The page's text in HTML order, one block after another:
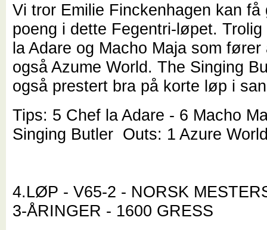
Vi tror Emilie Finckenhagen kan få
poeng i dette Fegentri-løpet.
la Adare og Macho Maja som
også Azume World. The Singing
også prestert bra på korte løp i
Tips: 5 Chef la Adare - 6 Macho
Singing Butler Outs: 1 Azure
4.LØP - V65-2 - NORSK
3-ÅRINGER - 1600 GRESS